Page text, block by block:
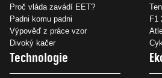
Proč vláda zavádí EET?
Padni komu padni
Výpověď z práce vzor
Divoký kačer
F1
Technologie